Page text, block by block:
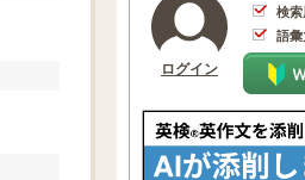
ログイン
検索
語彙